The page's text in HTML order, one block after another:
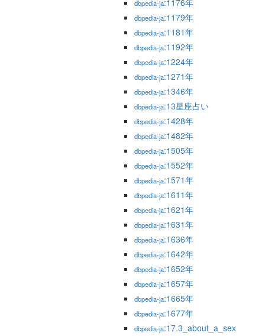
dbpedia-ja:1176年
dbpedia-ja:1179年
dbpedia-ja:1181年
dbpedia-ja:1192年
dbpedia-ja:1224年
dbpedia-ja:1271年
dbpedia-ja:1346年
dbpedia-ja:13星座占い
dbpedia-ja:1428年
dbpedia-ja:1482年
dbpedia-ja:1505年
dbpedia-ja:1552年
dbpedia-ja:1571年
dbpedia-ja:1611年
dbpedia-ja:1621年
dbpedia-ja:1631年
dbpedia-ja:1636年
dbpedia-ja:1642年
dbpedia-ja:1652年
dbpedia-ja:1657年
dbpedia-ja:1665年
dbpedia-ja:1677年
dbpedia-ja:17.3_about_a_sex